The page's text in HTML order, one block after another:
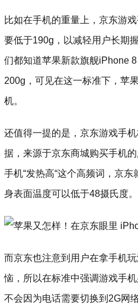
比如在手机的重量上，京东游
要低于190g，以减轻用户长期
们都知道苹果新款旗舰iPhone
200g，可见在这一标准下，苹
机。
还值得一提的是，京东游戏手
据，来源于京东商城购买手机
手机“发热高“这个高频词，京
身表面温度可以低于48摄氏度。
而京东也注意到用户在拿手机
恼，所以在标准中强调游戏手
不会因为电话需要切换到2G网